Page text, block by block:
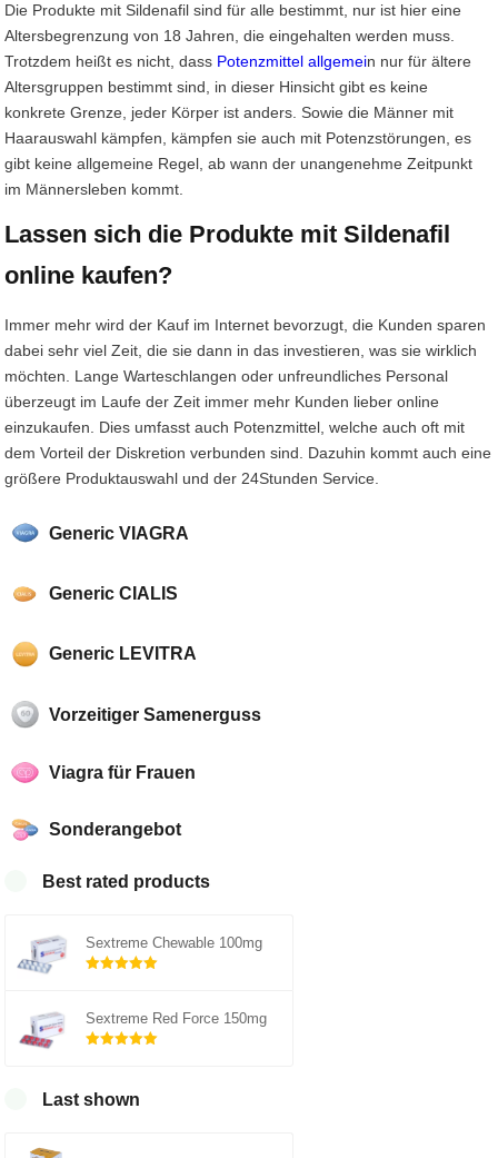
Generic VIAGRA
Generic CIALIS
Generic LEVITRA
Vorzeitiger Samenerguss
Viagra für Frauen
Sonderangebot
Best rated products
Sextreme Chewable 100mg
Sextreme Red Force 150mg
Last shown
Die Produkte mit Sildenafil sind für alle bestimmt, nur ist hier eine
Altersbegrenzung von 18 Jahren, die eingehalten werden muss.
Trotzdem heißt es nicht, dass Potenzmittel allgemein nur für ältere
Altersgruppen bestimmt sind, in dieser Hinsicht gibt es keine
konkrete Grenze, jeder Körper ist anders. Sowie die Männer mit
Haarauswahl kämpfen, kämpfen sie auch mit Potenzstörungen, es
gibt keine allgemeine Regel, ab wann der unangenehme Zeitpunkt
im Männersleben kommt.
Lassen sich die Produkte mit Sildenafil
online kaufen?
Immer mehr wird der Kauf im Internet bevorzugt, die Kunden sparen
dabei sehr viel Zeit, die sie dann in das investieren, was sie wirklich
möchten. Lange Warteschlangen oder unfreundliches Personal
überzeugt im Laufe der Zeit immer mehr Kunden lieber online
einzukaufen. Dies umfasst auch Potenzmittel, welche auch oft mit
dem Vorteil der Diskretion verbunden sind. Dazuhin kommt auch eine
größere Produktauswahl und der 24Stunden Service.